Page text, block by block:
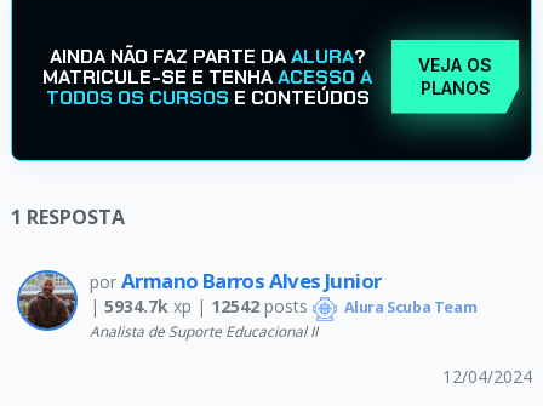
AINDA NÃO FAZ PARTE DAALURA?
MATRICULE-SE E TENHAACESSO A
TODOS OS CURSOS E CONTEÚDOS
VEJA OS
PLANOS
1 RESPOSTA
por Armano Barros Alves Junior
| 5934.7kxp | 12542posts Alura Scuba Team
Analista de Suporte Educacional II
12/04/2024